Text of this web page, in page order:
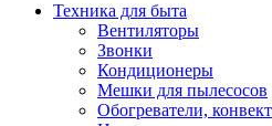
Техника для быта
Вентиляторы
Звонки
Кондиционеры
Мешки для пылесосов
Обогреватели,